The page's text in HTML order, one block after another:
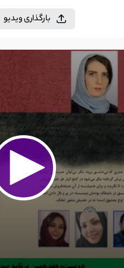
بارگذاری ویدیو